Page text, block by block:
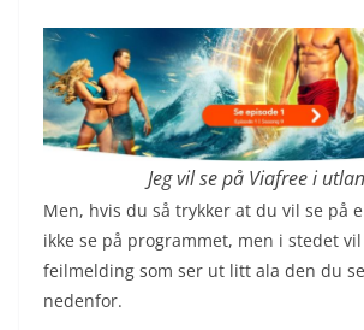
Jeg vil se på Viafree i
Men, hvis du så trykker at du vil se på
ikke se på programmet, men i stedet
feilmelding som ser ut litt ala den du
nedenfor.